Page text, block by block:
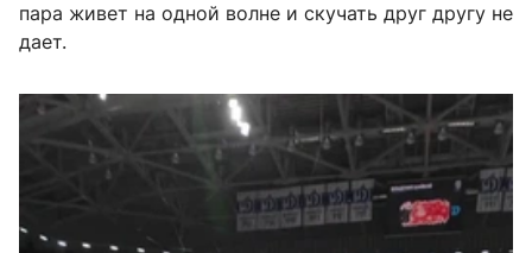
пара живет на одной волне и скучать друг другу не
дает.